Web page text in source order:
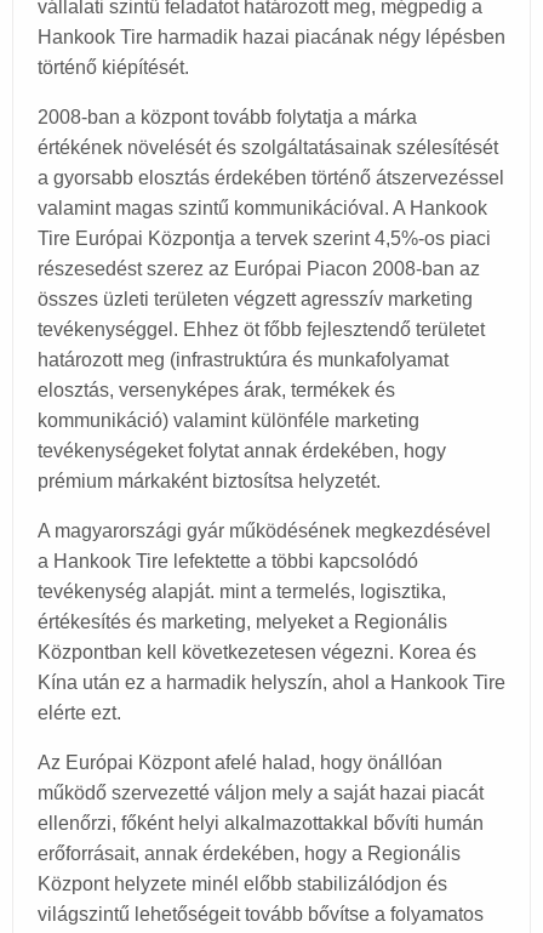
vállalati szintű feladatot határozott meg, mégpedig a
Hankook Tire harmadik hazai piacának négy lépésben
történő kiépítését.
2008-ban a központ tovább folytatja a márka
értékének növelését és szolgáltatásainak szélesítését
a gyorsabb elosztás érdekében történő átszervezéssel
valamint magas szintű kommunikációval. A Hankook
Tire Európai Központja a tervek szerint 4,5%-os piaci
részesedést szerez az Európai Piacon 2008-ban az
összes üzleti területen végzett agresszív marketing
tevékenységgel. Ehhez öt főbb fejlesztendő területet
határozott meg (infrastruktúra és munkafolyamat
elosztás, versenyképes árak, termékek és
kommunikáció) valamint különféle marketing
tevékenységeket folytat annak érdekében, hogy
prémium márkaként biztosítsa helyzetét.
A magyarországi gyár működésének megkezdésével
a Hankook Tire lefektette a többi kapcsolódó
tevékenység alapját. mint a termelés, logisztika,
értékesítés és marketing, melyeket a Regionális
Központban kell következetesen végezni. Korea és
Kína után ez a harmadik helyszín, ahol a Hankook Tire
elérte ezt.
Az Európai Központ afelé halad, hogy önállóan
működő szervezetté váljon mely a saját hazai piacát
ellenőrzi, főként helyi alkalmazottakkal bővíti humán
erőforrásait, annak érdekében, hogy a Regionális
Központ helyzete minél előbb stabilizálódjon és
világszintű lehetőségeit tovább bővítse a folyamatos